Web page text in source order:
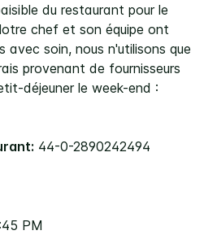
du restaurant pour le
chef et son équipe ont
avec soin, nous n'utilisons que
provenant de fournisseurs
déjeuner le week-end :
44-0-2890242494
PM